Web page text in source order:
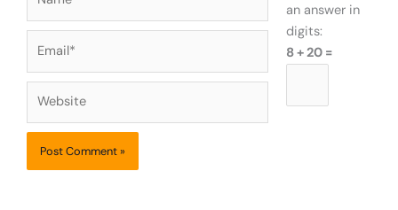
an answer in
digits:
8 + 20 =